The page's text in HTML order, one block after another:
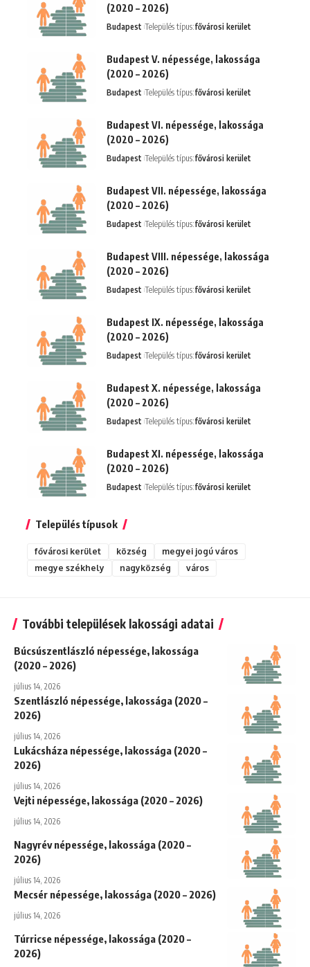
(2020 – 2026)
Budapest Település típus:fővárosi kerület
Budapest V. népessége, lakossága
(2020 – 2026)
Budapest Település típus:fővárosi kerület
Budapest VI. népessége, lakossága
(2020 – 2026)
Budapest Település típus:fővárosi kerület
Budapest VII. népessége, lakossága
(2020 – 2026)
Budapest Település típus:fővárosi kerület
Budapest VIII. népessége, lakossága
(2020 – 2026)
Budapest Település típus:fővárosi kerület
Budapest IX. népessége, lakossága
(2020 – 2026)
Budapest Település típus:fővárosi kerület
Budapest X. népessége, lakossága
(2020 – 2026)
Budapest Település típus:fővárosi kerület
Budapest XI. népessége, lakossága
(2020 – 2026)
Budapest Település típus:fővárosi kerület
Település típusok
fővárosi kerület község
megyei jogú város
megye székhely
nagyközség város
További települések lakossági adatai
Búcsúszentlászló népessége, lakossága
(2020 – 2026)
július 14, 2026
Szentlászló népessége, lakossága (2020 –
2026)
július 14, 2026
Lukácsháza népessége, lakossága (2020 –
2026)
július 14, 2026
Vejti népessége, lakossága (2020 – 2026)
július 14, 2026
Nagyrév népessége, lakossága (2020 –
2026)
július 14, 2026
Mecsér népessége, lakossága (2020 – 2026)
július 14, 2026
Túrricse népessége, lakossága (2020 –
2026)